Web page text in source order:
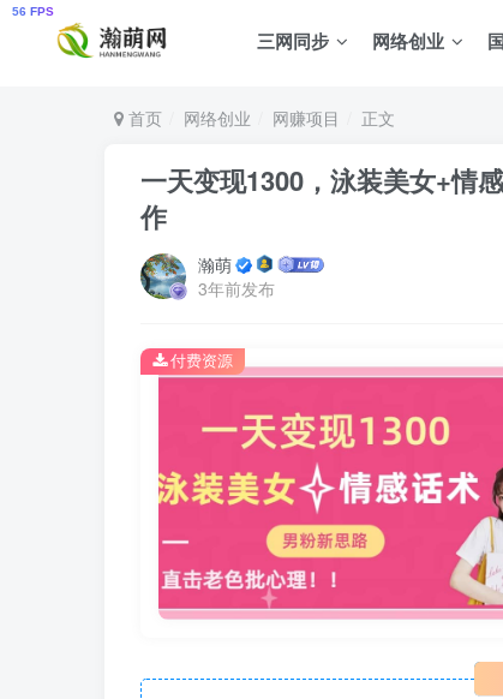
三网同步 网络创业
首页 网络创业 网赚项目 正文
一天变现1300，泳装美女+情
作
瀚萌
3年前发布
付费资源